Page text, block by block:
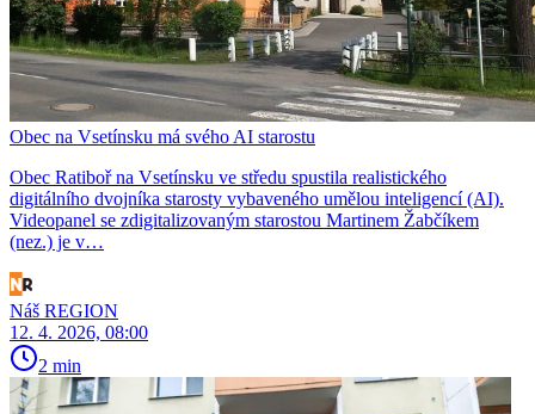
Obec na Vsetínsku má svého AI starostu
Obec Ratiboř na Vsetínsku ve středu spustila realistického
digitálního dvojníka starosty vybaveného umělou inteligencí (AI).
Videopanel se zdigitalizovaným starostou Martinem Žabčíkem
(nez.) je v…
Náš REGION
12. 4. 2026, 08:00
2 min